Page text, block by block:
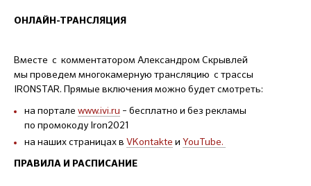
ОНЛАЙН-ТРАНСЛЯЦИЯ
Вместе с комментатором Александром Скрывлей
мы проведем многокамерную трансляцию с трассы
IRONSTAR. Прямые включения можно будет смотреть:
на портале www.ivi.ru – бесплатно и без рекламы
по промокоду Iron2021
на наших страницах в VKontakte и YouTube.
ПРАВИЛА И РАСПИСАНИЕ